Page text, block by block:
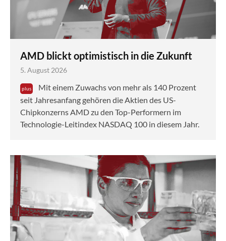
AMD blickt optimistisch in die Zukunft
5. August 2026
Mit einem Zuwachs von mehr als 140 Prozent
seit Jahresanfang gehören die Aktien des US-
Chipkonzerns AMD zu den Top-Performern im
Technologie-Leitindex NASDAQ 100 in diesem Jahr.